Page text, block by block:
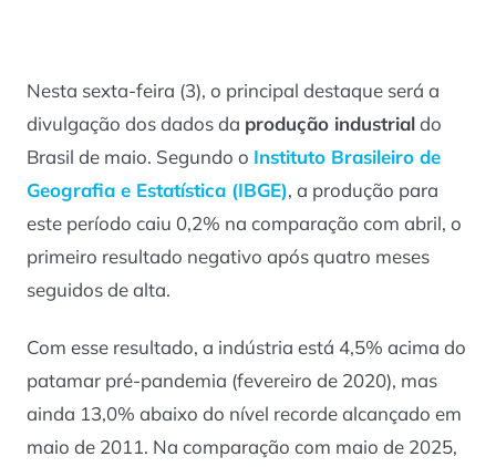
Nesta sexta-feira (3), o principal destaque será a
divulgação dos dados da produção industrialdo
Brasil de maio. Segundo o Instituto Brasileiro de
Geografia e Estatística (IBGE), a produção para
este período caiu 0,2% na comparação com abril, o
primeiro resultado negativo após quatro meses
seguidos de alta.
Com esse resultado, a indústria está 4,5% acima do
patamar pré-pandemia (fevereiro de 2020), mas
ainda 13,0% abaixo do nível recorde alcançado em
maio de 2011. Na comparação com maio de 2025,